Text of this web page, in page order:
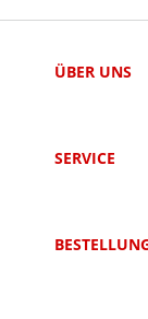
ÜBER UNS
SERVICE